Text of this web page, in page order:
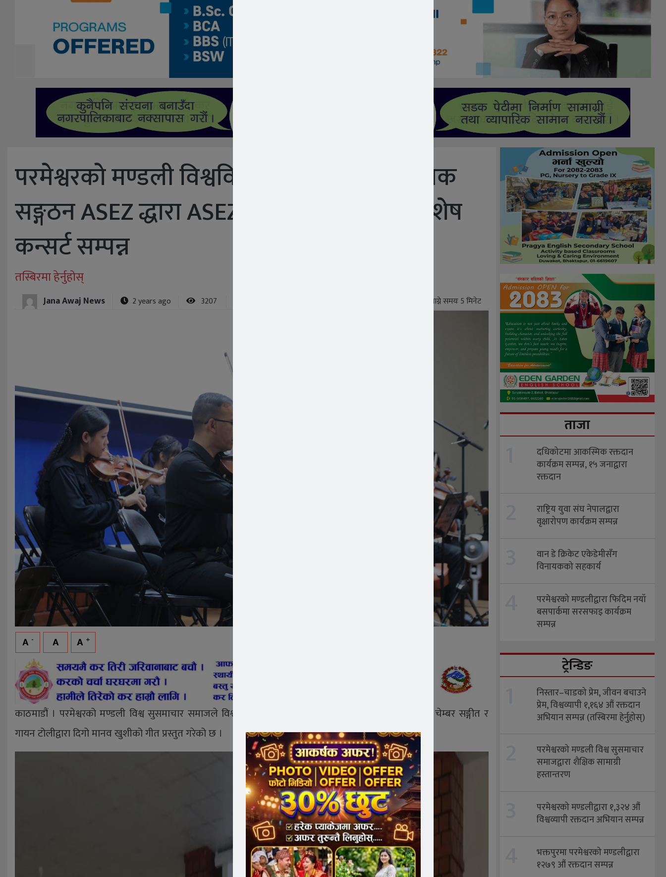
परमेश्वरको मण्डली विश्वविद्यालय विद्यार्थी स्वयंसेवक
सङ्गठन ASEZ द्धारा ASEZ ग्लोबल समिट तथा विशेष
कन्सर्ट सम्पन्न
तस्बिरमा हेर्नुहोस्
Jana Awaj News 2 years ago 3207 पढ्न लाग्ने समयः 5मिनेट
A - A A +
काठमाडौं । परमेश्वरको मण्डली विश्व सुसमाचार समाजले विश्वविद्यालय विद्यार्थी स्वयंसेवक सङ्गठन
ले सुमधुर चेम्बर सङ्गीत र
गायन टोलीद्वारा दिगो मानव खुशीको गीत प्रस्तुत गरेको छ ।
ताजा
दधिकोटमा आकस्मिक रक्तदान
कार्यक्रम सम्पन्न, १५ जनाद्वारा
रक्तदान
राष्ट्रिय युवा संघ नेपालद्वारा
वृक्षारोपण कार्यक्रम सम्पन्न
वान डे क्रिकेट एकेडेमीसँग
विनायकको सहकार्य
परमेश्वरको मण्डलीद्वारा फिदिम नयाँ
बसपार्कमा सरसफाइ कार्यक्रम
सम्पन्न
ट्रेन्डिङ
निस्तार–चाडको प्रेम, जीवन बचाउने
प्रेम, विश्वव्यापी १,१६४ औं रक्तदान
अभियान सम्पन्न (तस्बिरमा हेर्नुहोस्)
परमेश्वरको मण्डली विश्व सुसमाचार
समाजद्वारा शैक्षिक सामाग्री
हस्तान्तरण
परमेश्वरको मण्डलीद्वारा १,३२४ औं
विश्वव्यापी रक्तदान अभियान सम्पन्न
भक्तपुरमा परमेश्वरको मण्डलीद्वारा
१२७९ औं रक्तदान सम्पन्न